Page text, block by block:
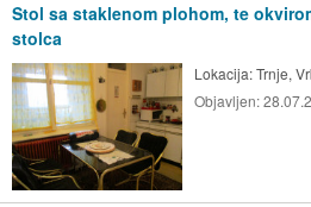
Stol sa staklenom plohom, te
stolca
Lokacija:Trnje,
Objavljen: